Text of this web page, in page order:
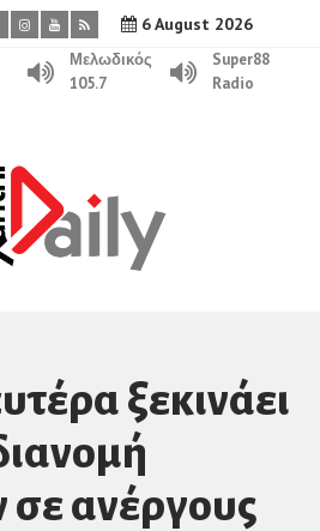
6 August 2026
Μελωδικός
105.7
Super88
Radio
ξεκινάει
σε ανέργους